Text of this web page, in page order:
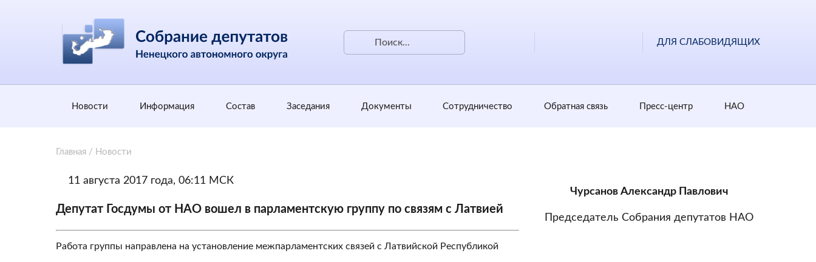
ДЛЯ СЛАБОВИДЯЩИХ
Новости Информация Состав Заседания Документы Сотрудничество Обратная cвязь Пресс-центр НАО
Главная / Новости
11 августа 2017 года, 06:11 МСК
Депутат Госдумы от НАО вошел в парламентскую группу по связям с Латвией
Работа группы направлена на установление межпарламентских связей с Латвийской Республикой
Чурсанов Александр Павлович
Председатель Собрания депутатов НАО